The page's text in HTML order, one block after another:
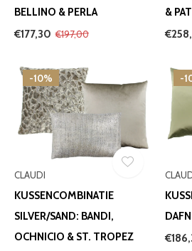
BELLINO & PERLA
€177,30 €197,00
&
-10%
CLAUDI
KUSSENCOMBINATIE
SILVER/SAND: BANDI,
OCHNICIO & ST. TROPEZ
-